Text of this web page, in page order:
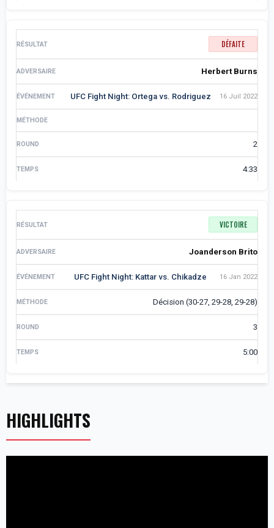
DÉFAITE
Herbert Burns
UFC Fight Night: Ortega vs. Rodriguez 16 Juil 2022
2
4:33
VICTOIRE
Joanderson Brito
UFC Fight Night: Kattar vs. Chikadze 16 Jan 2022
Décision (30-27, 29-28, 29-28)
3
5:00
HIGHLIGHTS